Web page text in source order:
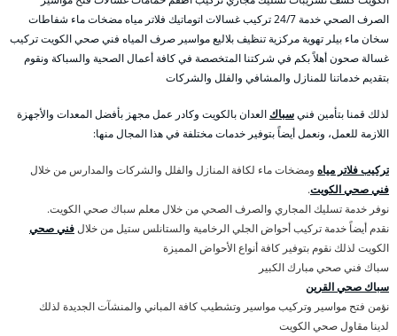
الصرف الصحي خدمة 24/7 تركيب غسالات اتوماتيك فلاتر مياه مضخات ماء شفاطات
سخان ماء بيلر تهوية مركزية تنظيف بلاليع مواسير صرف المياه فني صحي الكويت تركيب
غسالة صحون أهلاً بكم في شركتنا المتخصصة في كافة أعمال الصحية والسباكة ونقوم
بتقديم خدماتنا للمنازل والمشافي والفلل والشركات
لذلك قمنا بتأمين فنيسباك العدان بالكويت وكادر عمل مجهز بأفضل المعدات والأجهزة
اللازمة للعمل، ونعمل أيضاً بتوفير خدمات مختلفة في هذا المجال منها:
تركيب فلاتر مياه ومضخات ماء لكافة المنازل والفلل والشركات والمدارس من خلال
فني صحي الكويت.
نوفر خدمة تسليك المجاري والصرف الصحي من خلال معلم سباك صحي الكويت.
نقدم أيضاً خدمة تركيب أحواض الجلي الرخامية والستانلس ستيل من خلالفني صحي
الكويت لذلك نقوم بتوفير كافة أنواع الأحواض المميزة
سباك فني صحي مبارك الكبير
سباك صحي القرين
نؤمن فتح مواسير وتركيب مواسير وتشطيب كافة المباني والمنشآت الجديدة لذلك
لدينا مقاول صحي الكويت